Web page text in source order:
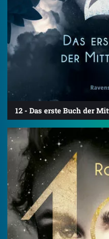
12 - Das erste Buch der